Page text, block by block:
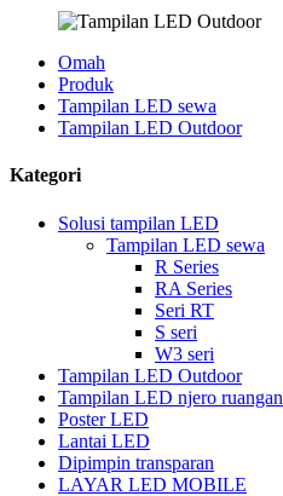
Omah
Produk
Tampilan LED sewa
Tampilan LED Outdoor
Kategori
Solusi tampilan LED
Tampilan LED sewa
R Series
RA Series
Seri RT
S seri
W3 seri
Tampilan LED Outdoor
Tampilan LED njero ruangan
Poster LED
Lantai LED
Dipimpin transparan
LAYAR LED MOBILE